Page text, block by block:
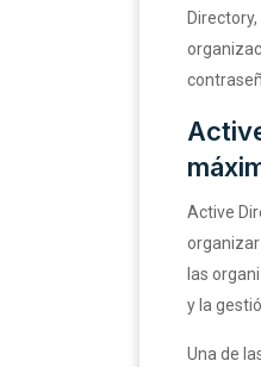
Active
las
y la
Una de